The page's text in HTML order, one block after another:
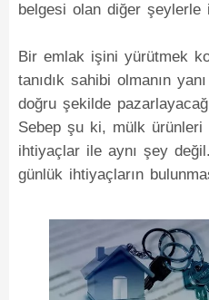
belgesi olan diğer şeylerle
Bir emlak işini yürütmek
tanıdık sahibi olmanın
doğru şekilde
Sebep şu ki, mülk ürünleri
ihtiyaçlar ile aynı şey
günlük ihtiyaçların